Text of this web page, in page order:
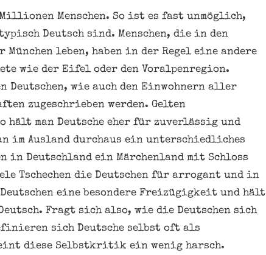
Menschen. So ist es fast unmöglich,
Deutsch sind. Menschen, die in den
leben, haben in der Regel eine andere
wie der Eifel oder den Voralpenregion.
wie auch den Einwohnern aller
zugeschrieben werden. Gelten
man Deutsche eher für zuverlässig und
im Ausland durchaus ein unterschiedliches
in Deutschland ein Märchenland mit Schloss
Tschechen die Deutschen für arrogant und in
eine besondere Freizügigkeit und hält
Fragt sich also, wie die Deutschen sich
sich Deutsche selbst oft als
diese Selbstkritik ein wenig harsch.